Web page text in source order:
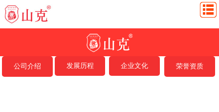
企业文化
公司介绍 荣誉资质
发展历程